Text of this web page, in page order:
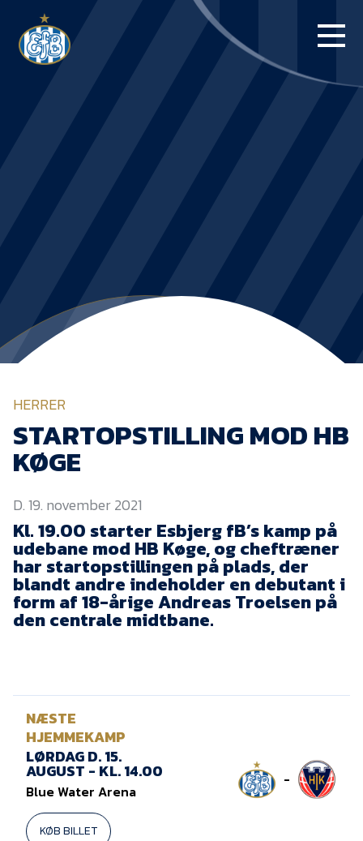
BLUE WATER
NYHEDER
EfB Akademi
Sydvestjysk Fodbold
Samarbejde
Partnere
Blue Water Arena
Job i EfB
Presse
HERRER
STARTOPSTILLING MOD HB
KØGE
D. 19. november 2021
Kl. 19.00 starter Esbjerg fB’s kamp på
udebane mod HB Køge, og cheftræner
har startopstillingen på plads, der
blandt andre indeholder en debutant i
form af 18-årige Andreas Troelsen på
den centrale midtbane.
NÆSTE
HJEMMEKAMP
LØRDAG D. 15.
AUGUST - KL. 14.00
Blue Water Arena
KØB BILLET
-